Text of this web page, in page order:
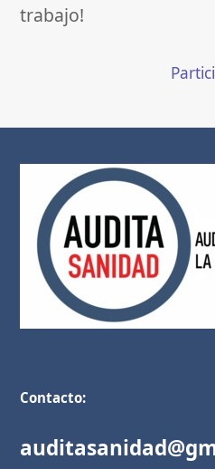
trabajo!
Contacto: